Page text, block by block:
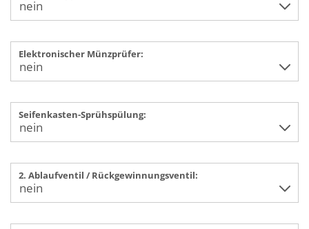
Elektronischer Münzprüfer:
Seifenkasten-Sprühspülung:
2. Ablaufventil / Rückgewinnungsventil: